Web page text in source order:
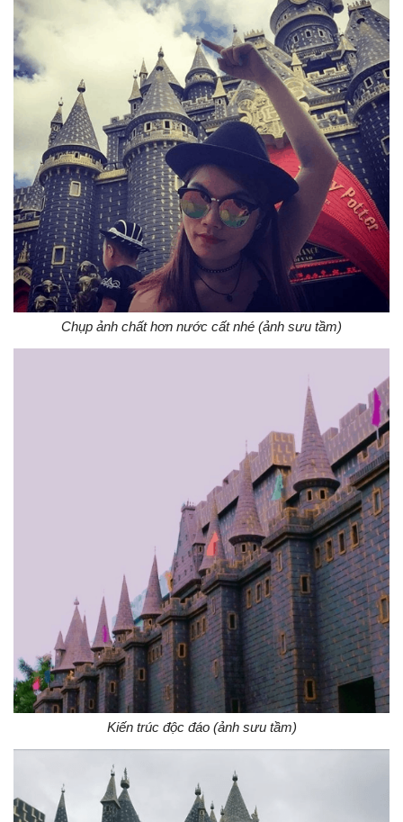
Chụp ảnh chất hơn nước cất nhé (ảnh sưu tầm)
Kiến trúc độc đáo (ảnh sưu tầm)